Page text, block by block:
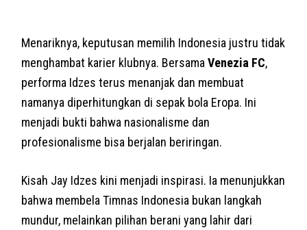
Menariknya, keputusan memilih Indonesia justru tidak
menghambat karier klubnya. BersamaVenezia FC,
performa Idzes terus menanjak dan membuat
namanya diperhitungkan di sepak bola Eropa. Ini
menjadi bukti bahwa nasionalisme dan
profesionalisme bisa berjalan beriringan.
Kisah Jay Idzes kini menjadi inspirasi. Ia menunjukkan
bahwa membela Timnas Indonesia bukan langkah
mundur, melainkan pilihan berani yang lahir dari